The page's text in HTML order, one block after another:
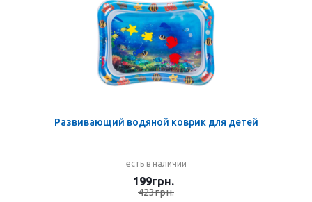
Развивающий водяной коврик для детей
есть в наличии
199грн.
423грн.